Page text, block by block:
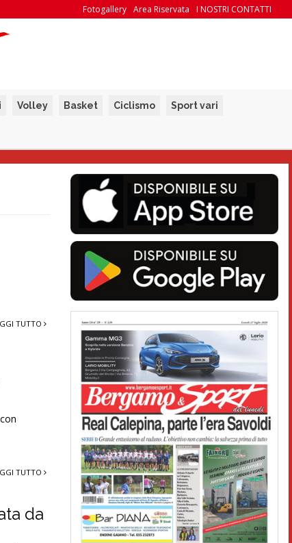
I NOSTRI CONTATTI
Area Riservata
Fotogallery
Volley Basket Ciclismo Sport vari
TUTTO
TUTTO
da